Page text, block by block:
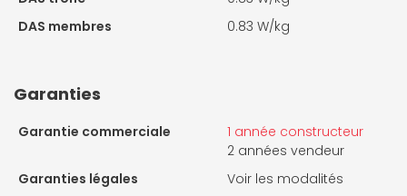
DAS membres
0.83 W/kg
Garanties
Garantie commerciale
1 année constructeur
2 années vendeur
Garanties légales
Voir les modalités